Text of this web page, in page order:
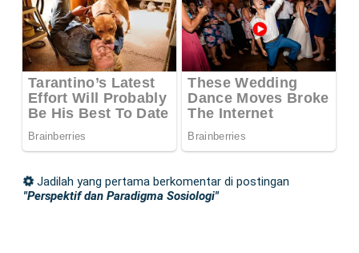
Jadilah yang pertama berkomentar di postingan
"Perspektif dan Paradigma Sosiologi"